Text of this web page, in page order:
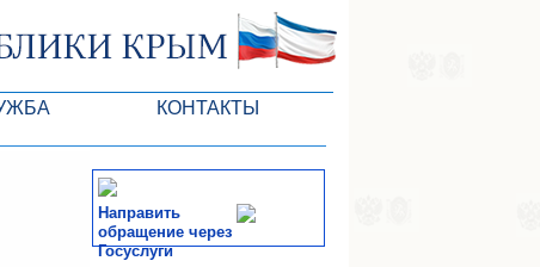
КОНТАКТЫ
Направить
обращение через
Госуслуги